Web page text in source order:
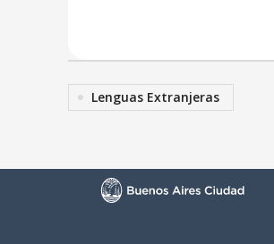
Lenguas Extranjeras